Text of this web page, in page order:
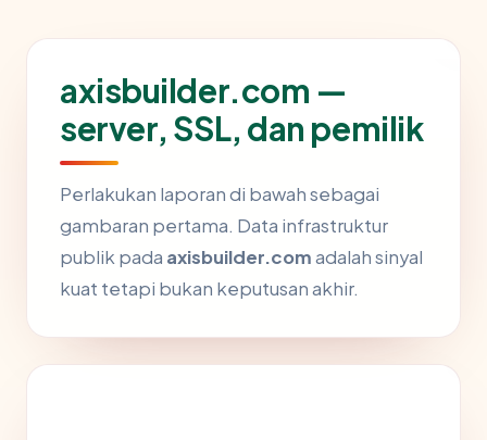
axisbuilder.com —
server, SSL, dan pemilik
Perlakukan laporan di bawah sebagai
gambaran pertama. Data infrastruktur
publik pada axisbuilder.comadalah sinyal
kuat tetapi bukan keputusan akhir.